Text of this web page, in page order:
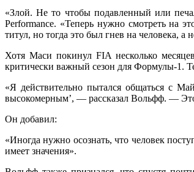
«Злой. Не то чтобы подавленный или
Performance. «Теперь нужно смотреть на
титул, но тогда это был гнев на человека, а
Хотя Маси покинул FIA несколько
критически важный сезон для Формулы-1.
«Я действительно пытался общаться с
высокомерным’, — рассказал Вольфф. —
Он добавил:
«Иногда нужно осознать, что человек
имеет значения».